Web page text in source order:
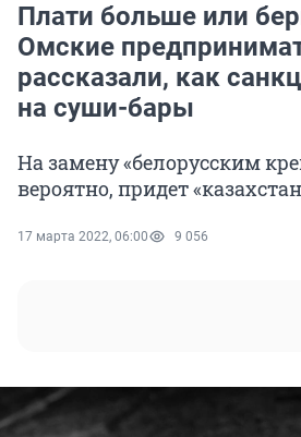
Плати больше или
Омские
рассказали, как
на суши-бары
На замену «белорусским
вероятно, придет
17 марта 2022, 06:00 9 056